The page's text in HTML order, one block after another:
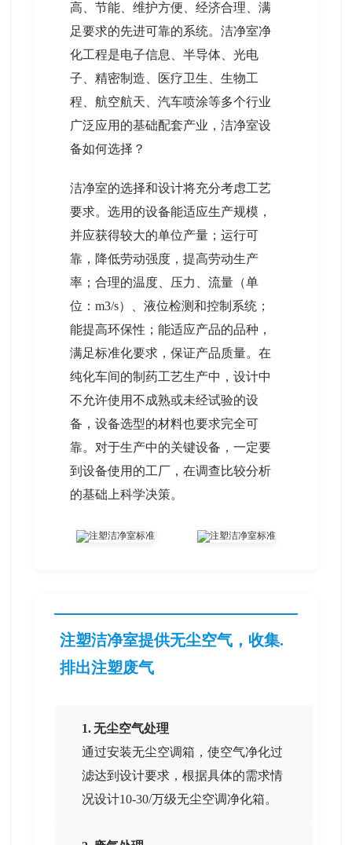
高、节能、维护方便、经济合理、满
足要求的先进可靠的系统。洁净室净
化工程是电子信息、半导体、光电
子、精密制造、医疗卫生、生物工
程、航空航天、汽车喷涂等多个行业
广泛应用的基础配套产业，洁净室设
备如何选择？
洁净室的选择和设计将充分考虑工艺
要求。选用的设备能适应生产规模，
并应获得较大的单位产量；运行可
靠，降低劳动强度，提高劳动生产
率；合理的温度、压力、流量（单
位：m3/s）、液位检测和控制系统；
能提高环保性；能适应产品的品种，
满足标准化要求，保证产品质量。在
纯化车间的制药工艺生产中，设计中
不允许使用不成熟或未经试验的设
备，设备选型的材料也要求完全可
靠。对于生产中的关键设备，一定要
到设备使用的工厂，在调查比较分析
的基础上科学决策。
注塑洁净室提供无尘空气，收集.
排出注塑废气
1. 无尘空气处理
通过安装无尘空调箱，使空气净化过
滤达到设计要求，根据具体的需求情
况设计10-30/万级无尘空调净化箱。